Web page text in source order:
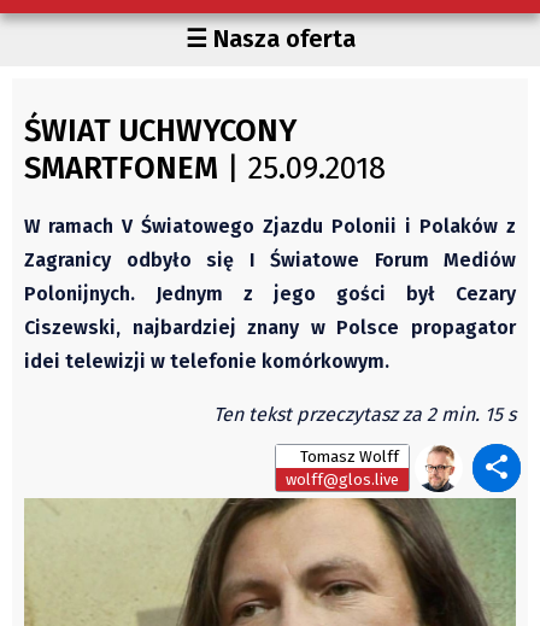
O nas
Archiwum
Autorzy
Fundusz Rozwoju Zaolzia
Kontakt
Sekretariat
Redaktorzy
Zamów prenumeratę
RODO (GDPR)
OGÓLNE WARUNKI HANDLOWE
Všeobecné obchodní podmínky
Wiadomości
☰ Nasza oferta
Polska
Świat
Kongres Polaków
PZKO
ŚWIAT UCHWYCONY
SMARTFONEM | 25.09.2018
W ramach V Światowego Zjazdu Polonii i Polaków z
Zagranicy odbyło się I Światowe Forum Mediów
Polonijnych. Jednym z jego gości był Cezary
Ciszewski, najbardziej znany w Polsce propagator
idei telewizji w telefonie komórkowym.
Ten tekst przeczytasz za 2 min. 15 s
Tomasz Wolff
wolff@glos.live